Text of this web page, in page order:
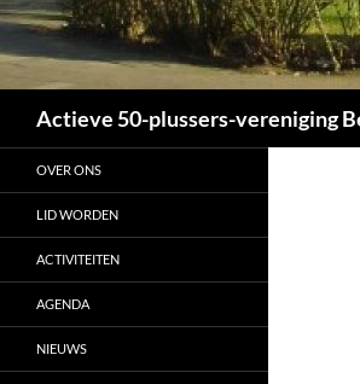
Actieve 50-plussers-vereniging
OVER ONS
LID WORDEN
ACTIVITEITEN
AGENDA
NIEUWS